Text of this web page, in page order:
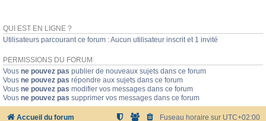
QUI EST EN LIGNE ?
Utilisateurs parcourant ce forum : Aucun utilisateur inscrit et 1 invité
PERMISSIONS DU FORUM
Vous ne pouvez pas publier de nouveaux sujets dans ce forum
Vous ne pouvez pas répondre aux sujets dans ce forum
Vous ne pouvez pas modifier vos messages dans ce forum
Vous ne pouvez pas supprimer vos messages dans ce forum
Accueil du forum Fuseau horaire sur UTC+02:00